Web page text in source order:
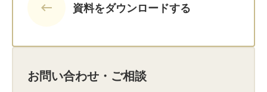
keyboard_backspace 資料をダウンロードする
お問い合わせ・ご相談